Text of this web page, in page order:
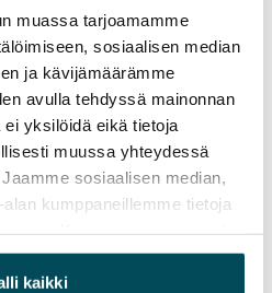
muassa tarjoamamme
sosiaalisen median
ja kävijämäärämme
avulla tehdyssä mainonnan
yksilöidä eikä tietoja
muussa yhteydessä
sosiaalisen median,
kumppaneillemme tietoja
tietoihin, joita olet antanut
olet käyttänyt heidän
kaikki
on
tilavaraus pesukoneelle.
ja suihkuverhokisko.
joka on kytketty
parvekelaseilla,
omalla, suojaisalla